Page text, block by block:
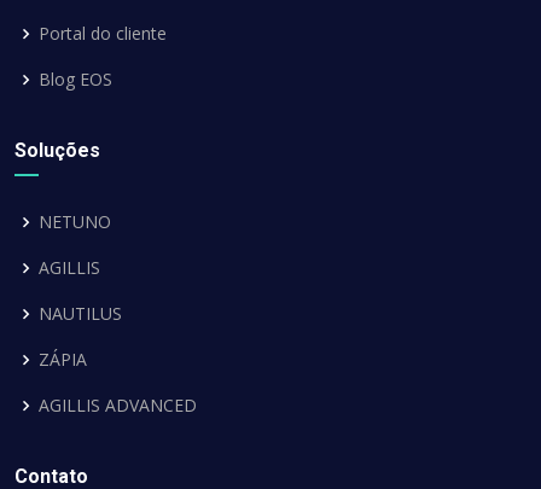
Portal do cliente
Blog EOS
Soluções
NETUNO
AGILLIS
NAUTILUS
ZÁPIA
AGILLIS ADVANCED
Contato